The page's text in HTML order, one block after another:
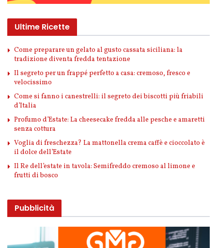
Ultime Ricette
Come preparare un gelato al gusto cassata siciliana: la
tradizione diventa fredda tentazione
Il segreto per un frappé perfetto a casa: cremoso, fresco e
velocissimo
Come si fanno i canestrelli: il segreto dei biscotti più friabili
d’Italia
Profumo d’Estate: La cheesecake fredda alle pesche e amaretti
senza cottura
Voglia di freschezza? La mattonella crema caffè e cioccolato è
il dolce dell’Estate
Il Re dell’estate in tavola: Semifreddo cremoso al limone e
frutti di bosco
Pubblicità